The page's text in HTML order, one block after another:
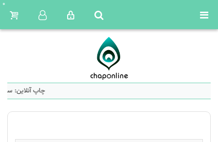
0
چاپ آنلاین: